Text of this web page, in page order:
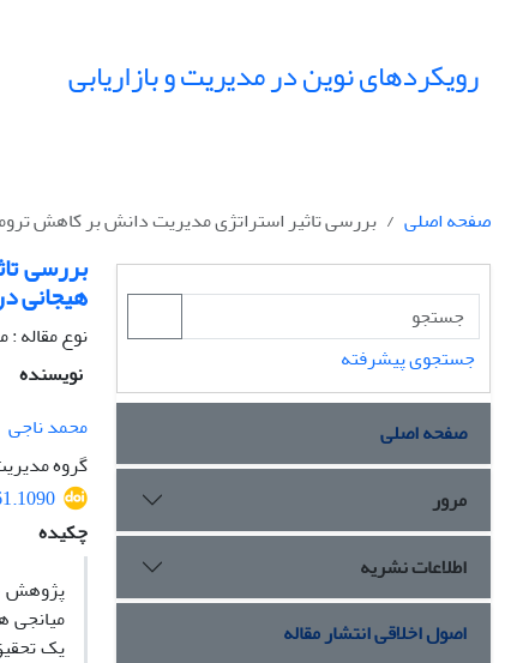
رویکردهای نوین در مدیریت و بازاریابی
صفحه اصلی بررسی تاثیر استراتژی مدیریت دانش بر کاهش
بررسی
هیجانی
نوع مقاله
نویسنده
محمد ناجی
گروه
چکیده
پژوهش
جستجوی پیشرفته
صفحه اصلی
مرور
اطلاعات نشریه
اصول اخلاقی انتشار مقاله